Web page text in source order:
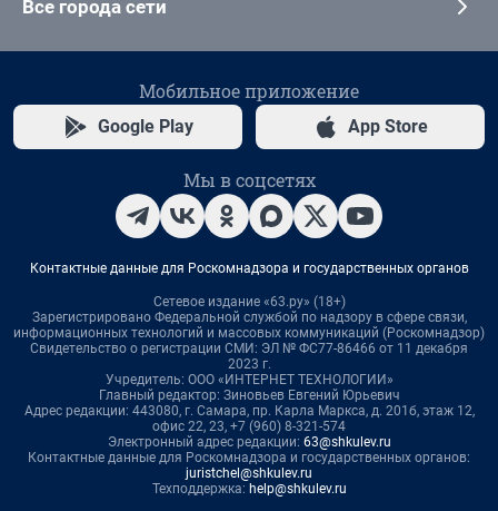
Все города сети
Мобильное приложение
Google Play App Store
Мы в соцсетях
Контактные данные для Роскомнадзора и государственных органов
Сетевое издание «63.ру» (18+)
Зарегистрировано Федеральной службой по надзору в сфере связи,
информационных технологий и массовых коммуникаций (Роскомнадзор)
Свидетельство о регистрации СМИ: ЭЛ № ФС77-86466 от 11 декабря
2023 г.
Учредитель: ООО «ИНТЕРНЕТ ТЕХНОЛОГИИ»
Главный редактор: Зиновьев Евгений Юрьевич
Адрес редакции: 443080, г. Самара, пр. Карла Маркса, д. 201б, этаж 12,
офис 22, 23, +7 (960) 8-321-574
Электронный адрес редакции: 63@shkulev.ru
Контактные данные для Роскомнадзора и государственных органов:
juristchel@shkulev.ru
Техподдержка: help@shkulev.ru